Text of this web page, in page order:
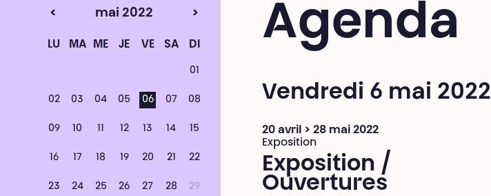
Agenda
< mai 2022 >
LU MA ME JE VE SA DI
01
02 03 04 05 06 07 08
09 10 11 12 13 14 15
16 17 18 19 20 21 22
23 24 25 26 27 28 29
Vendredi 6 mai 2022
20 avril > 28 mai 2022
Exposition
Exposition /
Ouvertures